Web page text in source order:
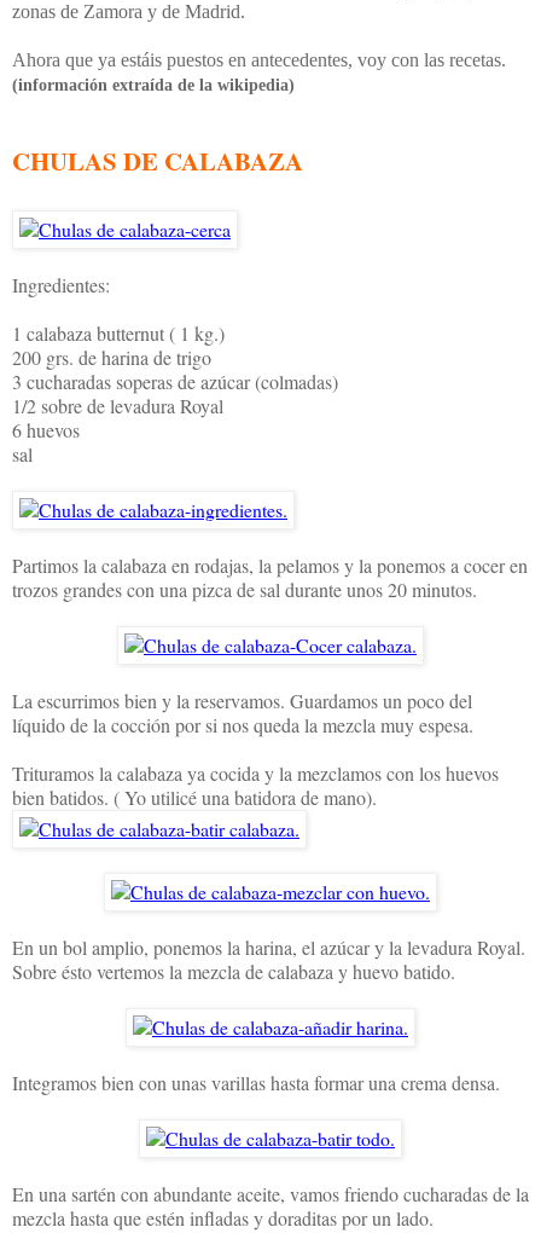
zonas de Zamora y de Madrid.
Ahora que ya estáis puestos en antecedentes, voy con las recetas.
(información extraída de la wikipedia)
CHULAS DE CALABAZA
Ingredientes:
1 calabaza butternut ( 1 kg.)
200 grs. de harina de trigo
3 cucharadas soperas de azúcar (colmadas)
1/2 sobre de levadura Royal
6 huevos
sal
Partimos la calabaza en rodajas, la pelamos y la ponemos a cocer en
trozos grandes con una pizca de sal durante unos 20 minutos.
La escurrimos bien y la reservamos. Guardamos un poco del
líquido de la cocción por si nos queda la mezcla muy espesa.
Trituramos la calabaza ya cocida y la mezclamos con los huevos
bien batidos. ( Yo utilicé una batidora de mano).
En un bol amplio, ponemos la harina, el azúcar y la levadura Royal.
Sobre ésto vertemos la mezcla de calabaza y huevo batido.
Integramos bien con unas varillas hasta formar una crema densa.
En una sartén con abundante aceite, vamos friendo cucharadas de la
mezcla hasta que estén infladas y doraditas por un lado.